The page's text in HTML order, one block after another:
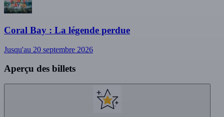
Coral Bay : La légende perdue
Jusqu'au 20 septembre 2026
Aperçu des billets